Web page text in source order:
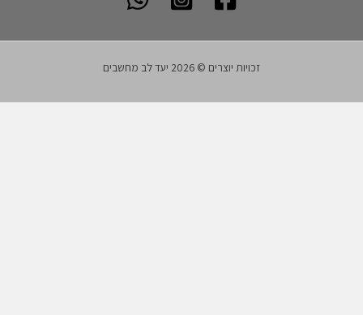
זכויות יוצרים © 2026 יעד לב מחשבים